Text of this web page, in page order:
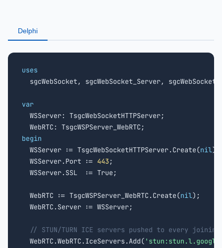
Delphi
uses
sgcWebSocket, sgcWebSocket_Server,
var
WSServer: TsgcWebSocketHTTPServer;
begin
WSServer := TsgcWebSocketHTTPServer.Create(nil);
  WSServer.Port :=
443 ;
  WSServer.SSL  := True;
  WebRTC := TsgcWSPServer_WebRTC.Create(
nil);
  WebRTC.Server := WSServer;
// STUN/TURN ICE servers pushed to every
  WebRTC.WebRTC.IceServers.Add(